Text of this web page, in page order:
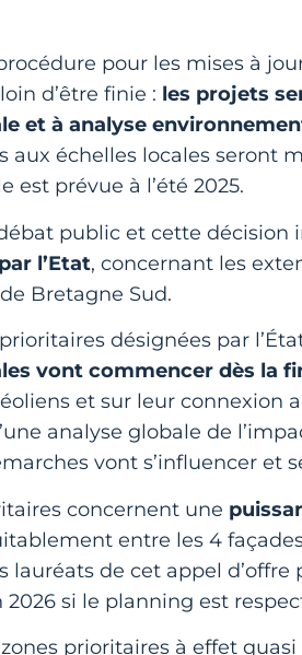
pour les mises à
d’être finie : les projets
et à analyse
aux échelles locales seront
est prévue à l’été 2025.
public et cette décision
l’Etat, concernant les
Bretagne Sud.
désignées par
vont commencer dès la
et sur leur connexion
analyse globale de
vont s’influencer
concernent une
entre les 4
lauréats de cet appel
si le planning est
zones prioritaires à effet